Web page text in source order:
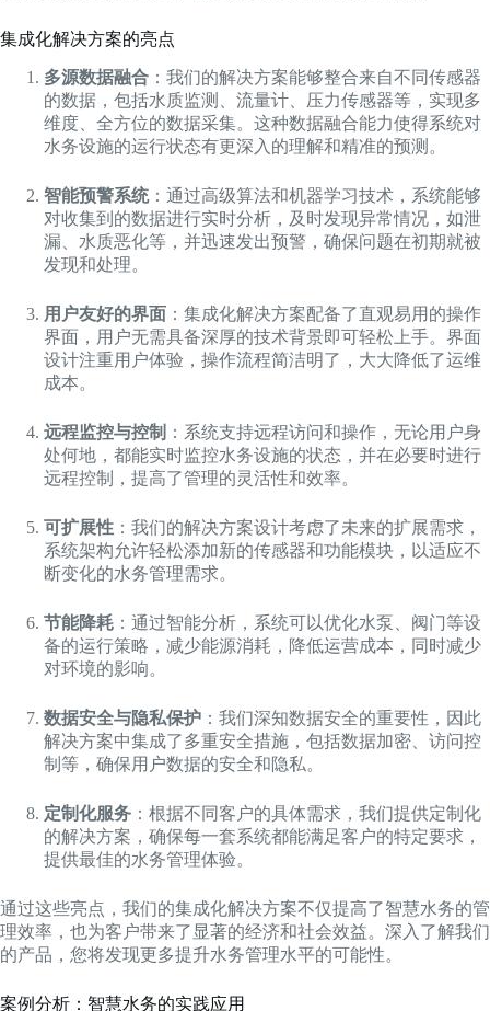
集成化解决方案的亮点
多源数据融合 ：我们的解决方案能够整合来自不同传感器
的数据，包括水质监测、流量计、压力传感器等，实现多
维度、全方位的数据采集。这种数据融合能力使得系统对
水务设施的运行状态有更深入的理解和精准的预测。
智能预警系统：通过高级算法和机器学习技术，系统能够
对收集到的数据进行实时分析，及时发现异常情况，如泄
漏、水质恶化等，并迅速发出预警，确保问题在初期就被
发现和处理。
用户友好的界面 ：集成化解决方案配备了直观易用的操作
界面，用户无需具备深厚的技术背景即可轻松上手。界面
设计注重用户体验，操作流程简洁明了，大大降低了运维
成本。
远程监控与控制 ：系统支持远程访问和操作，无论用户身
处何地，都能实时监控水务设施的状态，并在必要时进行
远程控制，提高了管理的灵活性和效率。
可扩展性 ：我们的解决方案设计考虑了未来的扩展需求，
系统架构允许轻松添加新的传感器和功能模块，以适应不
断变化的水务管理需求。
节能降耗 ：通过智能分析，系统可以优化水泵、阀门等设
备的运行策略，减少能源消耗，降低运营成本，同时减少
对环境的影响。
数据安全与隐私保护 ：我们深知数据安全的重要性，因此
解决方案中集成了多重安全措施，包括数据加密、访问控
制等，确保用户数据的安全和隐私。
定制化服务 ：根据不同客户的具体需求，我们提供定制化
的解决方案，确保每一套系统都能满足客户的特定要求，
提供最佳的水务管理体验。
通过这些亮点，我们的集成化解决方案不仅提高了智慧水务的管
理效率，也为客户带来了显著的经济和社会效益。深入了解我们
的产品，您将发现更多提升水务管理水平的可能性。
案例分析：智慧水务的实践应用